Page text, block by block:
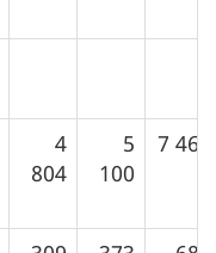
4
804
5
100
7 465